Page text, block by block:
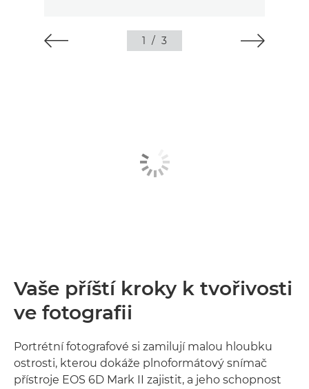
1 / 3
Vaše příští kroky k tvořivosti
ve fotografii
Portrétní fotografové si zamilují malou hloubku
ostrosti, kterou dokáže plnoformátový snímač
přístroje EOS 6D Mark II zajistit, a jeho schopnost